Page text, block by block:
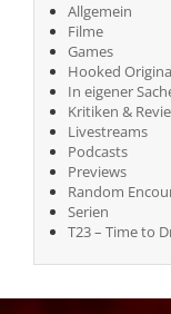
Allgemein
Filme
Games
Hooked
In eigener
Kritiken &
Livestreams
Podcasts
Previews
Random
Serien
T23 – Time to